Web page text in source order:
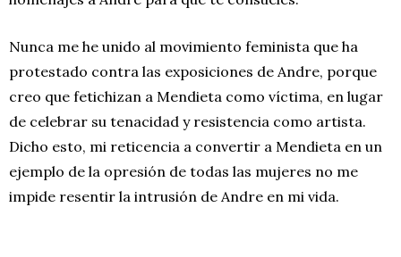
Nunca me he unido al movimiento feminista que ha
protestado contra las exposiciones de Andre, porque
creo que fetichizan a Mendieta como víctima, en lugar
de celebrar su tenacidad y resistencia como artista.
Dicho esto, mi reticencia a convertir a Mendieta en un
ejemplo de la opresión de todas las mujeres no me
impide resentir la intrusión de Andre en mi vida.